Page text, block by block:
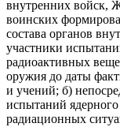
внутренних войск,
воинских
состава органов
участники
радиоактивных
оружия до даты
и учений; б)
испытаний
радиационных